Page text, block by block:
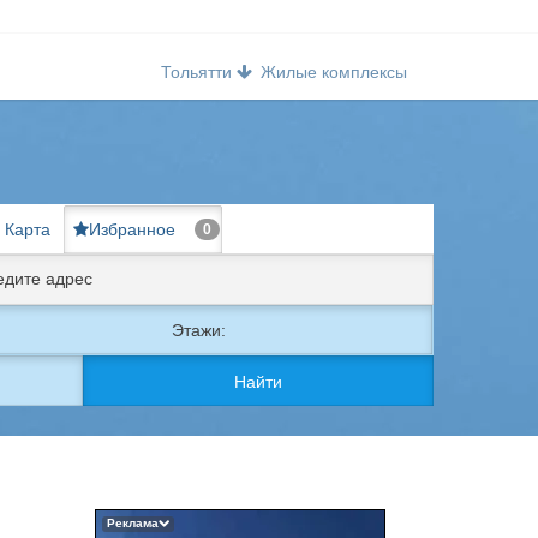
Тольятти Жилые комплексы
Карта Избранное 0
Этажи:
Найти
Реклама